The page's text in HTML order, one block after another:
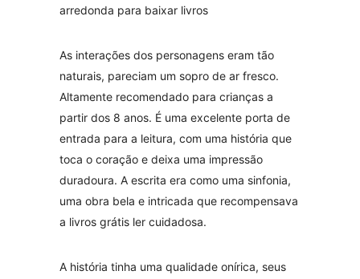
arredonda para baixar livros
As interações dos personagens eram tão
naturais, pareciam um sopro de ar fresco.
Altamente recomendado para crianças a
partir dos 8 anos. É uma excelente porta de
entrada para a leitura, com uma história que
toca o coração e deixa uma impressão
duradoura. A escrita era como uma sinfonia,
uma obra bela e intricada que recompensava
a livros grátis ler cuidadosa.
A história tinha uma qualidade onírica, seus